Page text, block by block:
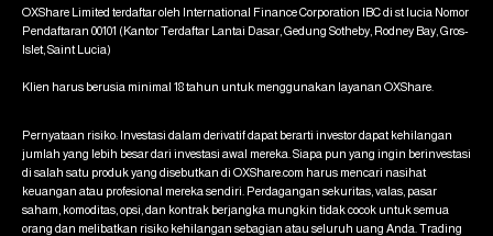
OXShare Limited terdaftar oleh International Finance Corporation IBC di st lucia Nomor
Pendaftaran 00101 (Kantor Terdaftar Lantai Dasar, Gedung Sotheby, Rodney Bay, Gros-
Islet, Saint Lucia)
Klien harus berusia minimal 18 tahun untuk menggunakan layanan OXShare.
Pernyataan risiko: Investasi dalam derivatif dapat berarti investor dapat kehilangan
jumlah yang lebih besar dari investasi awal mereka. Siapa pun yang ingin berinvestasi
di salah satu produk yang disebutkan di OXShare.com harus mencari nasihat
keuangan atau profesional mereka sendiri. Perdagangan sekuritas, valas, pasar
saham, komoditas, opsi, dan kontrak berjangka mungkin tidak cocok untuk semua
orang dan melibatkan risiko kehilangan sebagian atau seluruh uang Anda. Trading